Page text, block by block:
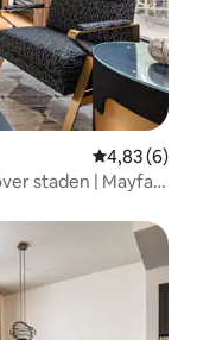
4,83 av 5 i
4,83 (6)
staden | Mayfair